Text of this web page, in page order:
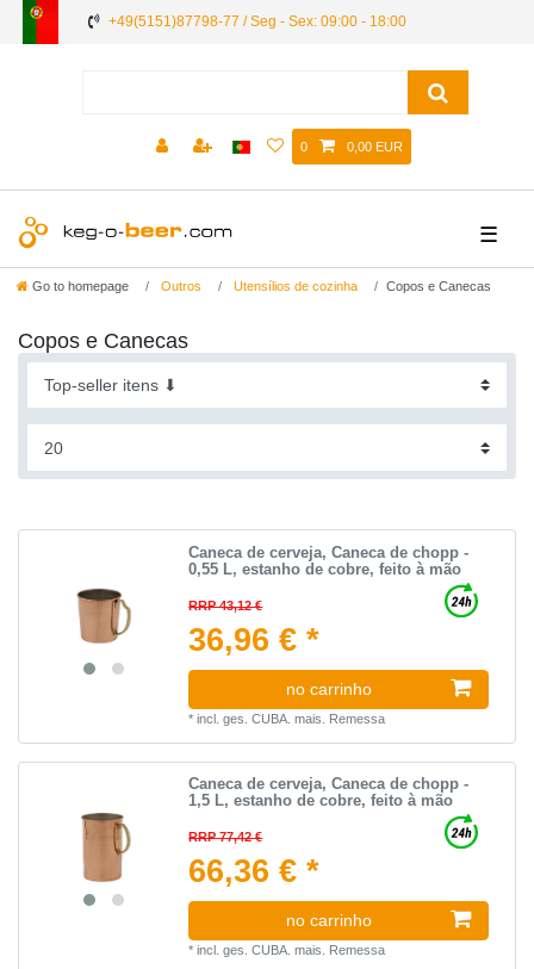
+49(5151)87798-77 / Seg - Sex: 09:00 - 18:00
0 0,00 EUR
☰
Go to homepage Outros Utensílios de cozinha Copos e Canecas
Copos e Canecas
Caneca de cerveja, Caneca de chopp -
0,55 L, estanho de cobre, feito à mão
RRP 43,12 €
36,96 € *
no carrinho
*incl. ges. CUBA. mais. Remessa
Caneca de cerveja, Caneca de chopp -
1,5 L, estanho de cobre, feito à mão
RRP 77,42 €
66,36 € *
no carrinho
*incl. ges. CUBA. mais. Remessa